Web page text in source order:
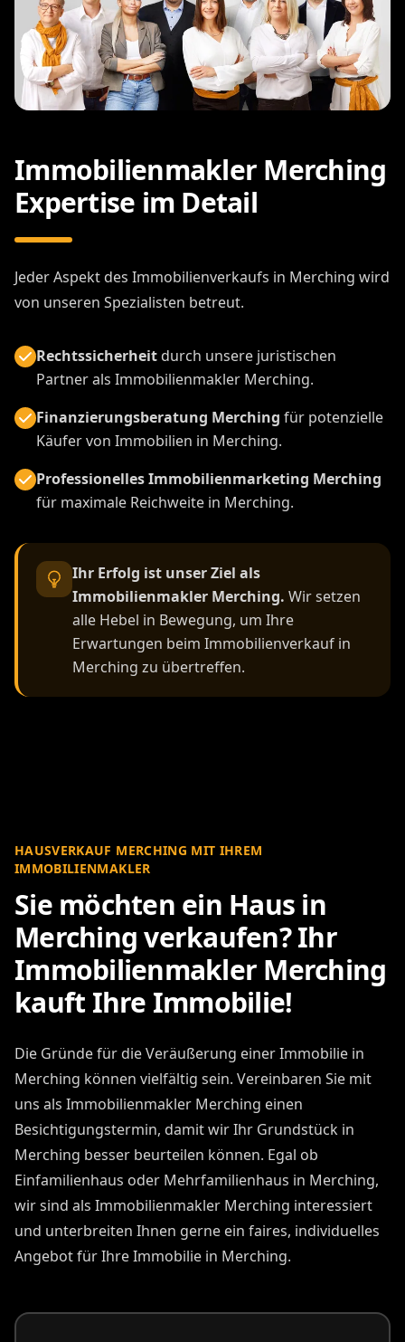
Immobilienmakler Merching
Expertise im Detail
Jeder Aspekt des Immobilienverkaufs in Merching wird
von unseren Spezialisten betreut.
Rechtssicherheitdurch unsere juristischen
Partner als Immobilienmakler Merching.
Finanzierungsberatung Merching für potenzielle
Käufer von Immobilien in Merching.
Professionelles Immobilienmarketing Merching
für maximale Reichweite in Merching.
Ihr Erfolg ist unser Ziel als
Immobilienmakler Merching. Wir setzen
alle Hebel in Bewegung, um Ihre
Erwartungen beim Immobilienverkauf in
Merching zu übertreffen.
HAUSVERKAUF MERCHING MIT IHREM
IMMOBILIENMAKLER
Sie möchten ein Haus in
Merching verkaufen? Ihr
Immobilienmakler Merching
kauft Ihre Immobilie!
Die Gründe für die Veräußerung einer Immobilie in
Merching können vielfältig sein. Vereinbaren Sie mit
uns als Immobilienmakler Merching einen
Besichtigungstermin, damit wir Ihr Grundstück in
Merching besser beurteilen können. Egal ob
Einfamilienhaus oder Mehrfamilienhaus in Merching,
wir sind als Immobilienmakler Merching interessiert
und unterbreiten Ihnen gerne ein faires, individuelles
Angebot für Ihre Immobilie in Merching.